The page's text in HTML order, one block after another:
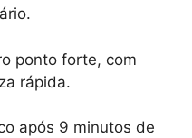
ponto forte, com
rápida.
após 9 minutos de